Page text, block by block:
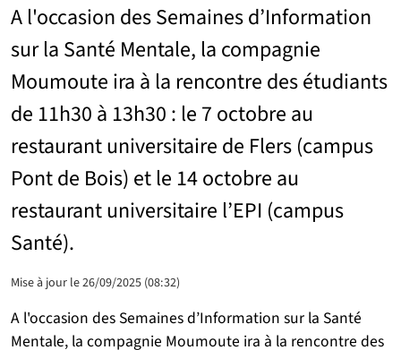
A l'occasion des Semaines d’Information
sur la Santé Mentale, la compagnie
Moumoute ira à la rencontre des étudiants
de 11h30 à 13h30 : le 7 octobre au
restaurant universitaire de Flers (campus
Pont de Bois) et le 14 octobre au
restaurant universitaire l’EPI (campus
Santé).
Mise à jour le 26/09/2025 (08:32)
A l'occasion des Semaines d’Information sur la Santé
Mentale, la compagnie Moumoute ira à la rencontre des